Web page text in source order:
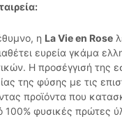
η La Vie en Rose
ευρεία γκάμα
Η προσέγγισή της
της φύσης με τις
προϊόντα που
100% φυσικές πρώτες